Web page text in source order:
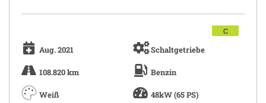
Aug. 2021 Schaltgetriebe
108.820 km Benzin
Weiß 48kW (65 PS)
C